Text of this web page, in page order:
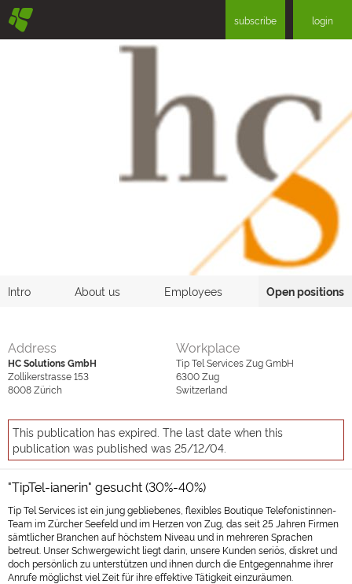
§ subscribe login
Intro About us Employees Open positions
Address
HC Solutions GmbH
Zollikerstrasse 153
8008Zürich
Workplace
Tip Tel Services Zug GmbH
6300Zug
Switzerland
This publication has expired. The last date when this
publication was published was 25/12/04.
"TipTel-ianerin" gesucht (30%-40%)
Tip Tel Services ist ein jung gebliebenes, flexibles Boutique Telefonistinnen-
Team im Zürcher Seefeld und im Herzen von Zug, das seit 25 Jahren Firmen
sämtlicher Branchen auf höchstem Niveau und in mehreren Sprachen
betreut. Unser Schwergewicht liegt darin, unsere Kunden seriös, diskret und
doch persönlich zu unterstützen und ihnen durch die Entgegennahme ihrer
Anrufe möglichst viel Zeit für ihre effektive Tätigkeit einzuräumen.